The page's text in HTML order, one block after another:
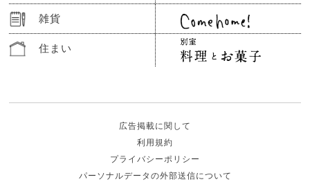
雑貨
住まい
広告掲載に関して
利用規約
プライバシーポリシー
パーソナルデータの外部送信について